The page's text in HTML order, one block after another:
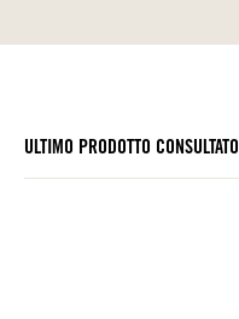
ULTIMO PRODOTTO CONSULTATO